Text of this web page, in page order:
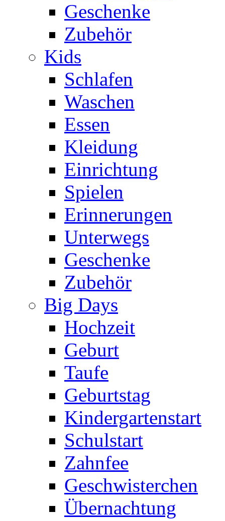
Geschenke
Zubehör
Kids
Schlafen
Waschen
Essen
Kleidung
Einrichtung
Spielen
Erinnerungen
Unterwegs
Geschenke
Zubehör
Big Days
Hochzeit
Geburt
Taufe
Geburtstag
Kindergartenstart
Schulstart
Zahnfee
Geschwisterchen
Übernachtung